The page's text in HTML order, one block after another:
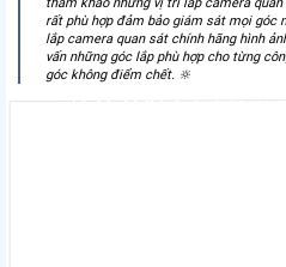
rất phù hợp đảm bảo giám sát mọi góc
lắp camera quan sát chính hãng hình
vấn những góc lắp phù hợp cho từng
góc không điểm chết. 🔆
RẺ FULL